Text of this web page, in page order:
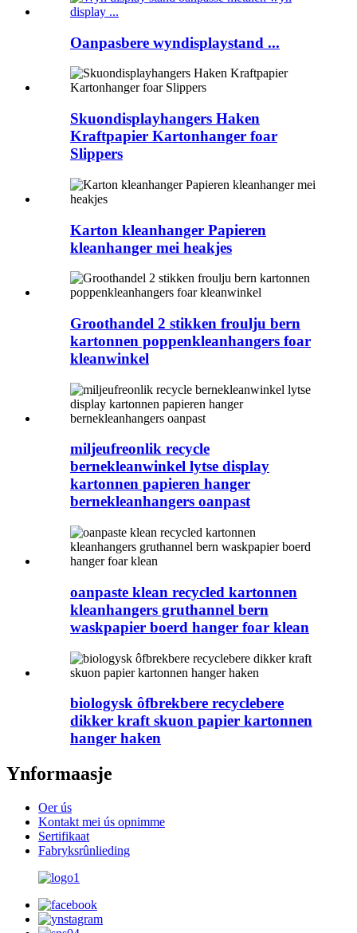
Oanpasbere wyndisplaystand ...
Skuondisplayhangers Haken
Kraftpapier Kartonhanger foar
Slippers
Karton kleanhanger Papieren
kleanhanger mei heakjes
Groothandel 2 stikken froulju bern
kartonnen poppenkleanhangers foar
kleanwinkel
miljeufreonlik recycle
bernekleanwinkel lytse display
kartonnen papieren hanger
bernekleanhangers oanpast
oanpaste klean recycled kartonnen
kleanhangers gruthannel bern
waskpapier boerd hanger foar klean
biologysk ôfbrekbere recyclebere
dikker kraft skuon papier kartonnen
hanger haken
Ynformaasje
Oer ús
Kontakt mei ús opnimme
Sertifikaat
Fabryksrûnlieding